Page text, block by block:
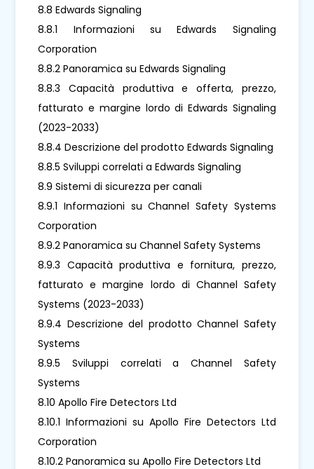
8.8 Edwards Signaling
8.8.1 Informazioni su Edwards Signaling
Corporation
8.8.2 Panoramica su Edwards Signaling
8.8.3 Capacità produttiva e offerta, prezzo,
fatturato e margine lordo di Edwards Signaling
(2023-2033)
8.8.4 Descrizione del prodotto Edwards Signaling
8.8.5 Sviluppi correlati a Edwards Signaling
8.9 Sistemi di sicurezza per canali
8.9.1 Informazioni su Channel Safety Systems
Corporation
8.9.2 Panoramica su Channel Safety Systems
8.9.3 Capacità produttiva e fornitura, prezzo,
fatturato e margine lordo di Channel Safety
Systems (2023-2033)
8.9.4 Descrizione del prodotto Channel Safety
Systems
8.9.5 Sviluppi correlati a Channel Safety
Systems
8.10 Apollo Fire Detectors Ltd
8.10.1 Informazioni su Apollo Fire Detectors Ltd
Corporation
8.10.2 Panoramica su Apollo Fire Detectors Ltd